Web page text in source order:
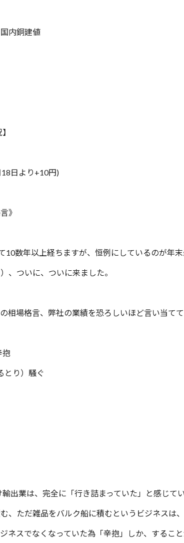
内銅建値
日より+10円)
》
数年以上経ちますが、恒例にしているのが年末
、ついに、ついに来ました。
相場格言、弊社の業績を恐ろしいほど言い当て
抱
とり）騒ぐ
出業は、完全に「行き詰まっていた」と感じてい
、ただ雑品をバルク船に積むというビジネスは
ネスでなくなっていた為「辛抱」しか、すること